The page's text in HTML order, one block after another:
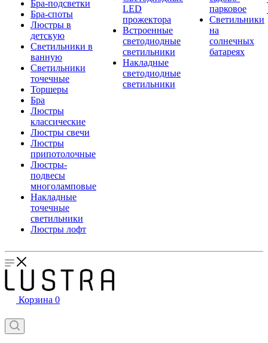
Бра-подсветки
Бра-споты
Люстры в
детскую
Светильники в
ванную
Светильники
точечные
Торшеры
Бра
Люстры
классические
Люстры свечи
Люстры
припотолочные
Люстры-
подвесы
многоламповые
Накладные
точечные
светильники
Люстры лофт
LED
прожектора
Встроенные
светодиодные
светильники
Накладные
светодиодные
светильники
парковое
Светильники
на
солнечных
батареях
Корзина 0